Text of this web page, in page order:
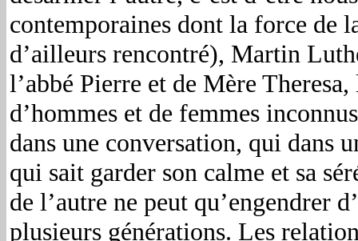
contemporaines dont la force de
d’ailleurs rencontré), Martin
l’abbé Pierre et de Mère
d’hommes et de femmes
dans une conversation, qui dans
qui sait garder son calme et sa
de l’autre ne peut qu’engendrer
plusieurs générations. Les